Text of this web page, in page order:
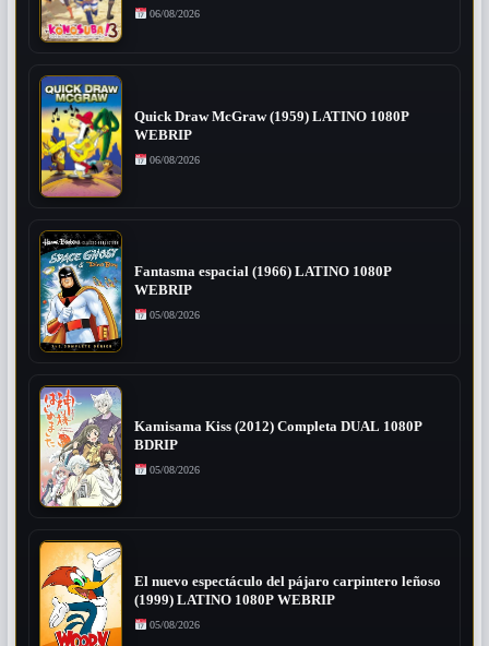
06/08/2026
Quick Draw McGraw (1959) LATINO 1080P
WEBRIP
06/08/2026
Fantasma espacial (1966) LATINO 1080P
WEBRIP
05/08/2026
Kamisama Kiss (2012) Completa DUAL 1080P
BDRIP
05/08/2026
El nuevo espectáculo del pájaro carpintero leñoso
(1999) LATINO 1080P WEBRIP
05/08/2026